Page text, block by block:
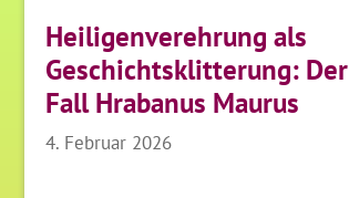
Heiligenverehrung als
Geschichtsklitterung: Der
Fall Hrabanus Maurus
4. Februar 2026